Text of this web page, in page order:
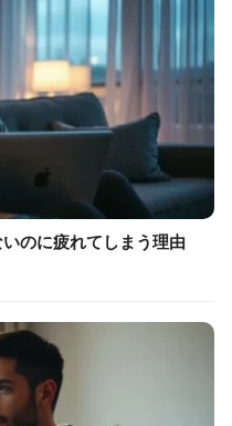
のに疲れてしまう理由